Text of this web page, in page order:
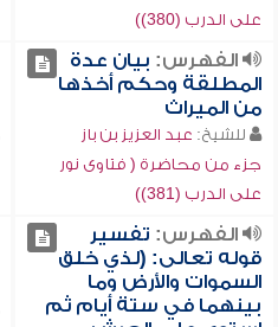
على الدرب (380))
الفهرس: بيان عدة
المطلقة وحكم أخذها
من الميراث
للشيخ: عبد العزيز بن باز
جزء من محاضرة ( فتاوى نور
على الدرب (381))
الفهرس: تفسير
قوله تعالى: (لذي خلق
السموات والأرض وما
بينهما في ستة أيام ثم